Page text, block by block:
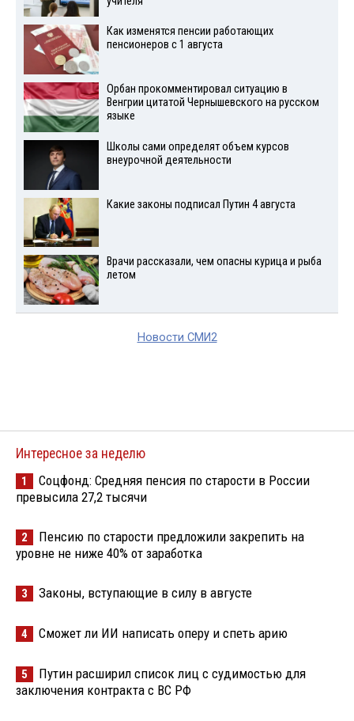
Как изменятся пенсии работающих
пенсионеров с 1 августа
Орбан прокомментировал ситуацию в
Венгрии цитатой Чернышевского на русском
языке
Школы сами определят объем курсов
внеурочной деятельности
Какие законы подписал Путин 4 августа
Врачи рассказали, чем опасны курица и рыба
летом
Новости СМИ2
Интересное за неделю
1
Соцфонд: Средняя пенсия по старости в России
превысила 27,2 тысячи
2
Пенсию по старости предложили закрепить на
уровне не ниже 40% от заработка
3 Законы, вступающие в силу в августе
4 Сможет ли ИИ написать оперу и спеть арию
5
Путин расширил список лиц с судимостью для
заключения контракта с ВС РФ